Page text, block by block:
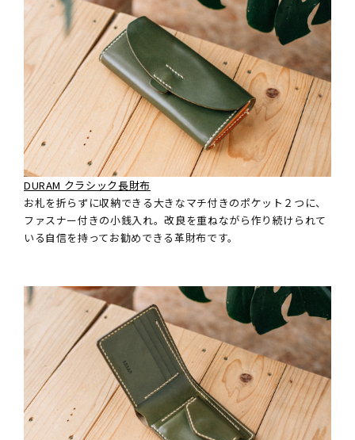
DURAM クラシック長財布
お札を折らずに収納できる大きなマチ付きのポケット２つに、
ファスナー付きの小銭入れ。改良を重ねながら作り続けられて
いる自信を持ってお勧めできる革財布です。